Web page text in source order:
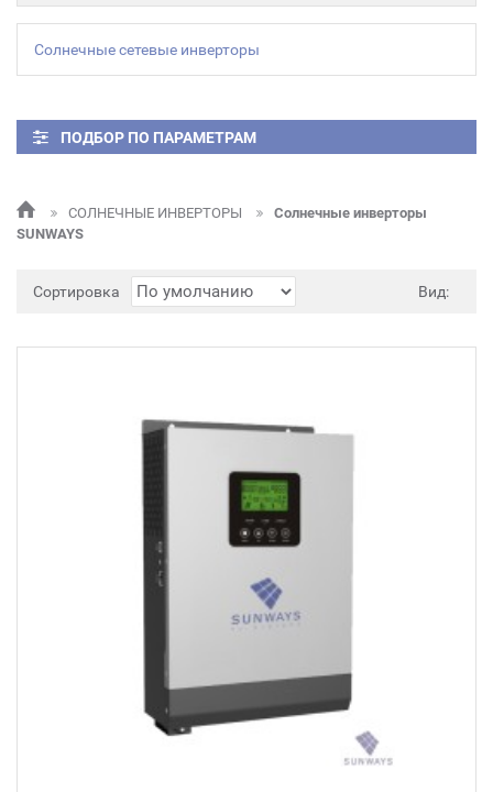
Солнечные сетевые инверторы
ПОДБОР ПО ПАРАМЕТРАМ
СОЛНЕЧНЫЕ ИНВЕРТОРЫ
Солнечные инверторы
SUNWAYS
Сортировка Вид: